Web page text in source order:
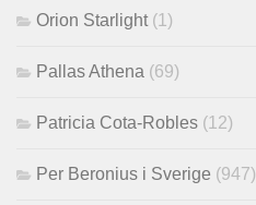
Orion Starlight (1)
Pallas Athena (69)
Patricia Cota-Robles (12)
Per Beronius i Sverige (947)